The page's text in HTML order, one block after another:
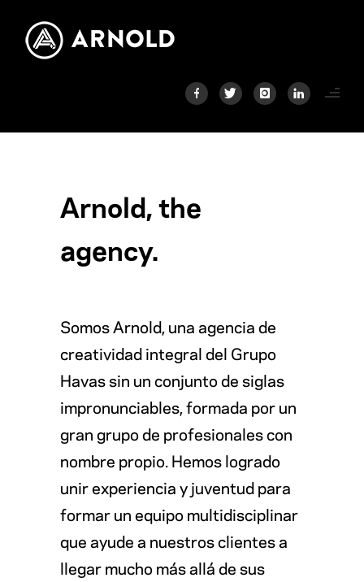
Arnold, the
agency.
Somos Arnold, una agencia de
creatividad integral del Grupo
Havas sin un conjunto de siglas
impronunciables, formada por un
gran grupo de profesionales con
nombre propio. Hemos logrado
unir experiencia y juventud para
formar un equipo multidisciplinar
que ayude a nuestros clientes a
llegar mucho más allá de sus